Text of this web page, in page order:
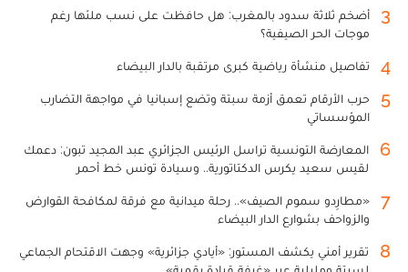
3
أضخم ثلاثة سدود بالمغرب: هل حافظت على نسب ملئها رغم
موجات الحر الصيفية؟
4 تفاصيل منشأة رياضية كبرى مرتقبة بالدار البيضاء
5
حرب الأرقام تعمق أزمة سبتة وتضع إسبانيا في مواجهة التضارب
المؤسساتي
6
المعارضة التونسية تراسل الرئيس الجزائري عبد المجيد تبون: دعمك
لقيس سعيد يكرس الدكتاتورية.. وسيادة تونس خط أحمر
7
«مطارِدو سموم الصيف».. رحلة ميدانية مع فرقة لمكافحة القوارض
والزواحف بشوارع الدار البيضاء
8
تقرير أمني يكشف المستور: «أيادي جزائرية» وجهت الاقتحام الجماعي